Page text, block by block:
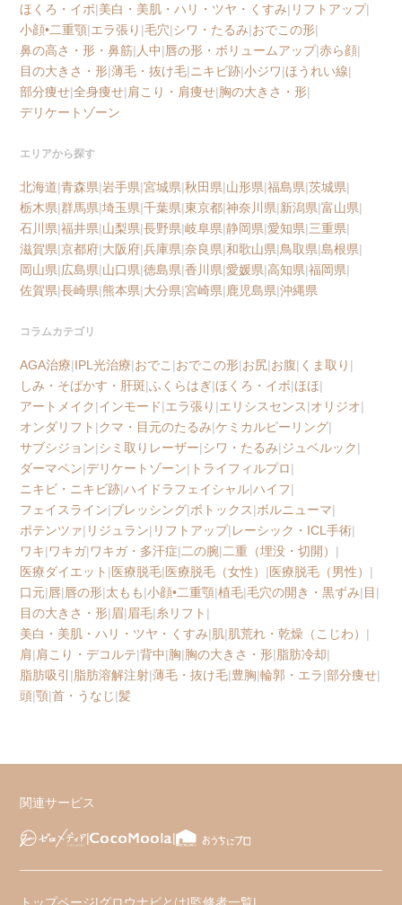
ほくろ・イボ|美白・美肌・ハリ・ツヤ・くすみ| リフトアップ|
小顔•二重顎|エラ張り |毛穴|シワ・たるみ|おでこの形|
鼻の高さ・形・鼻筋| 人中|唇の形・ボリュームアップ|赤ら顔|
目の大きさ・形|薄毛・抜け毛| ニキビ跡|小ジワ|ほうれい線|
部分痩せ|全身痩せ|肩こり・肩痩せ|胸の大きさ・形|
デリケートゾーン
エリアから探す
北海道|青森県|岩手県|宮城県|秋田県|山形県|福島県|茨城県|
栃木県|群馬県|埼玉県|千葉県|東京都|神奈川県|新潟県|富山県|
石川県|福井県|山梨県|長野県|岐阜県|静岡県|愛知県|三重県|
滋賀県|京都府|大阪府|兵庫県|奈良県|和歌山県|鳥取県|島根県|
岡山県|広島県|山口県|徳島県|香川県|愛媛県|高知県|福岡県|
佐賀県|長崎県|熊本県|大分県|宮崎県|鹿児島県|沖縄県
コラムカテゴリ
AGA治療|IPL光治療|おでこ |おでこの形|お尻|お腹| くま取り |
しみ・そばかす・肝斑|ふくらはぎ|ほくろ・イボ|ほほ|
アートメイク|インモード|エラ張り |エリシスセンス|オリジオ|
オンダリフト |クマ・目元のたるみ|ケミカルピーリング|
サブシジョン|シミ取りレーザー|シワ・たるみ|ジュベルック|
ダーマペン|デリケートゾーン| トライフィルプロ|
ニキビ・ニキビ跡|ハイドラフェイシャル|ハイフ|
フェイスライン|ブレッシング|ボトックス|ボルニューマ|
ポテンツァ| リジュラン| リフトアップ|レーシック・ICL手術|
ワキ|ワキガ|ワキガ・多汗症|二の腕|二重（埋没・切開） |
医療ダイエット |医療脱毛|医療脱毛（女性） |医療脱毛（男性） |
口元|唇|唇の形|太もも|小顔•二重顎|植毛|毛穴の開き・黒ずみ|目 |
目の大きさ・形|眉|眉毛|糸リフト |
美白・美肌・ハリ・ツヤ・くすみ|肌|肌荒れ・乾燥（こじわ） |
肩|肩こり・デコルテ|背中|胸|胸の大きさ・形|脂肪冷却|
脂肪吸引 |脂肪溶解注射|薄毛・抜け毛|豊胸|輪郭・エラ|部分痩せ|
頭|顎|首・うなじ|髪
関連サービス